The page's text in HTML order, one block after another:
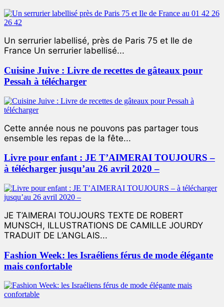
Un serrurier labellisé, près de Paris 75 et Ile de
France Un serrurier labellisé...
Cuisine Juive : Livre de recettes de gâteaux pour
Pessah à télécharger
Cette année nous ne pouvons pas partager tous
ensemble les repas de la fête...
Livre pour enfant : JE T’AIMERAI TOUJOURS –
à télécharger jusqu’au 26 avril 2020 –
JE T’AIMERAI TOUJOURS TEXTE DE ROBERT
MUNSCH, ILLUSTRATIONS DE CAMILLE JOURDY
TRADUIT DE L’ANGLAIS...
Fashion Week: les Israéliens férus de mode élégante
mais confortable